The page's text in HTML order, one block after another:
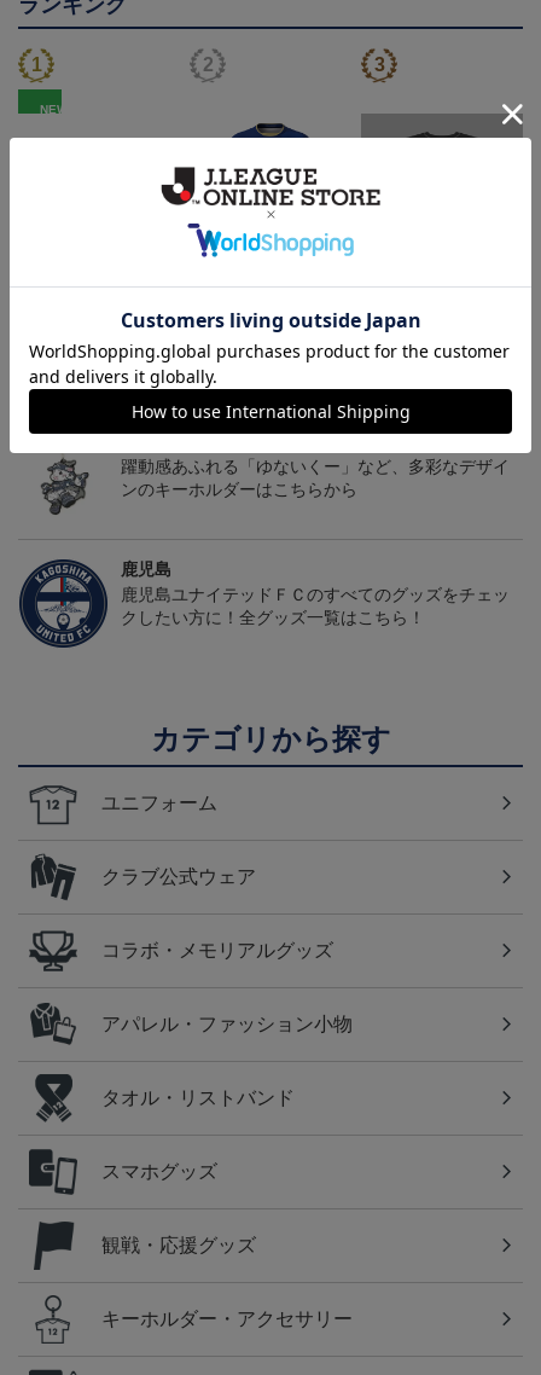
ランキング
NEW
バクーダ タオルマフラ
ニフォーム（FP1st）
13,200円～17,600円
バクーダ Tシャツ BLACK
4,950円
トピックス
躍動感あふれる「ゆないくー」など、多彩なデザイ
ンのキーホルダーはこちらから
鹿児島
鹿児島ユナイテッドＦＣのすべてのグッズをチェッ
クしたい方に！全グッズ一覧はこちら！
カテゴリから探す
ユニフォーム
クラブ公式ウェア
コラボ・メモリアルグッズ
アパレル・ファッション小物
タオル・リストバンド
スマホグッズ
観戦・応援グッズ
キーホルダー・アクセサリー